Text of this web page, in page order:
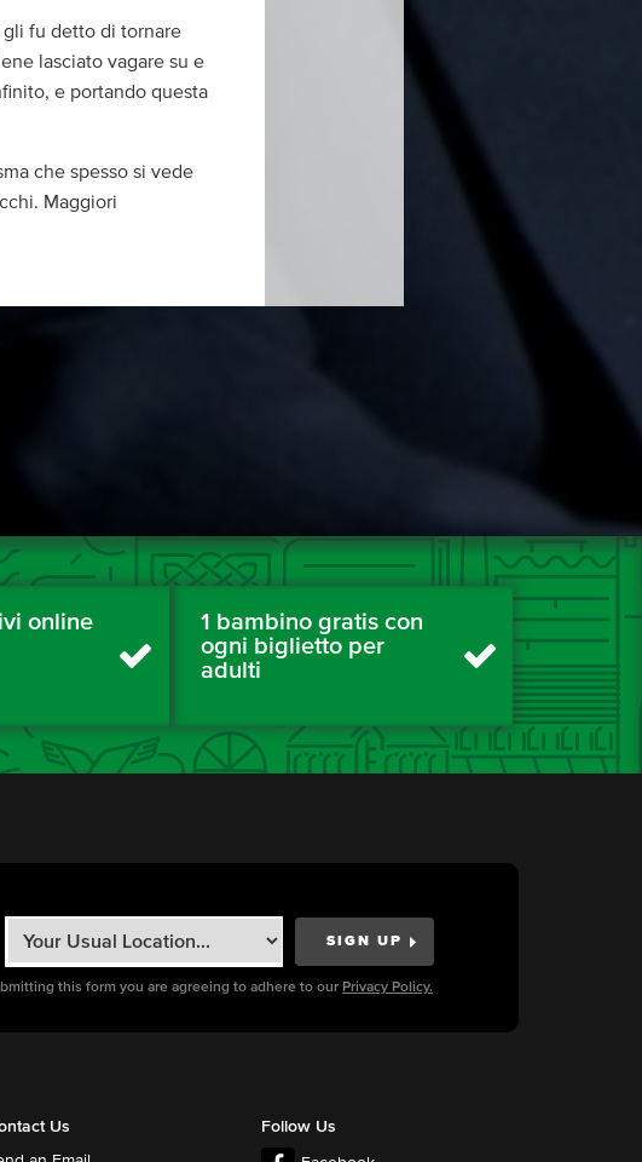
gli fu detto di tornare
lasciato vagare su e
e portando questa
che spesso si vede
Maggiori
online
1 bambino gratis con
ogni biglietto per
adulti
this form you are agreeing to adhere to our Privacy Policy.
Us
Follow Us